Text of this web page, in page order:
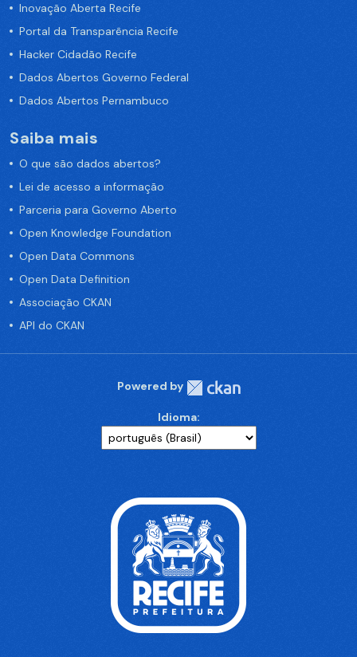
Inovação Aberta Recife
Portal da Transparência Recife
Hacker Cidadão Recife
Dados Abertos Governo Federal
Dados Abertos Pernambuco
Saiba mais
O que são dados abertos?
Lei de acesso a informação
Parceria para Governo Aberto
Open Knowledge Foundation
Open Data Commons
Open Data Definition
Associação CKAN
API do CKAN
Powered by
Idioma